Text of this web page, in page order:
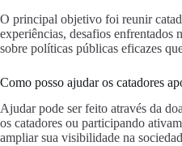
O principal objetivo foi reunir
experiências, desafios enfrentados
sobre políticas públicas eficazes
Como posso ajudar os catadores
Ajudar pode ser feito através da
os catadores ou participando
ampliar sua visibilidade na